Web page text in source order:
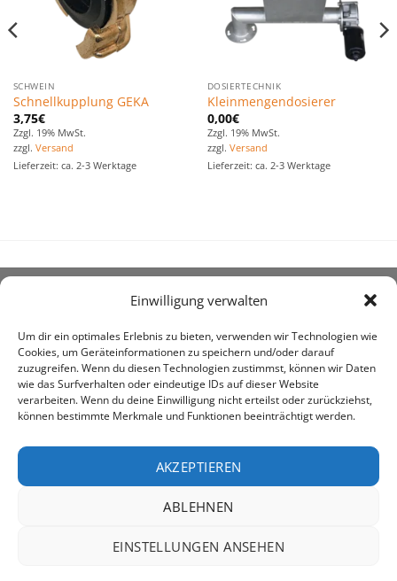
Einwilligung verwalten
Um dir ein optimales Erlebnis zu bieten, verwenden wir Technologien wie
Cookies, um Geräteinformationen zu speichern und/oder darauf
zuzugreifen. Wenn du diesen Technologien zustimmst, können wir Daten
wie das Surfverhalten oder eindeutige IDs auf dieser Website
verarbeiten. Wenn du deine Einwilligung nicht erteilst oder zurückziehst,
können bestimmte Merkmale und Funktionen beeinträchtigt werden.
AKZEPTIEREN
ABLEHNEN
EINSTELLUNGEN ANSEHEN
SCHWEIN
Schnellkupplung GEKA
3,75€
Zzgl. 19% MwSt.
zzgl. Versand
Lieferzeit: ca. 2-3 Werktage
DOSIERTECHNIK
Kleinmengendosierer
0,00€
Zzgl. 19% MwSt.
zzgl. Versand
Lieferzeit: ca. 2-3 Werktage
um den Kauf landwirtschaftlicher Bedarfsartikel geht.